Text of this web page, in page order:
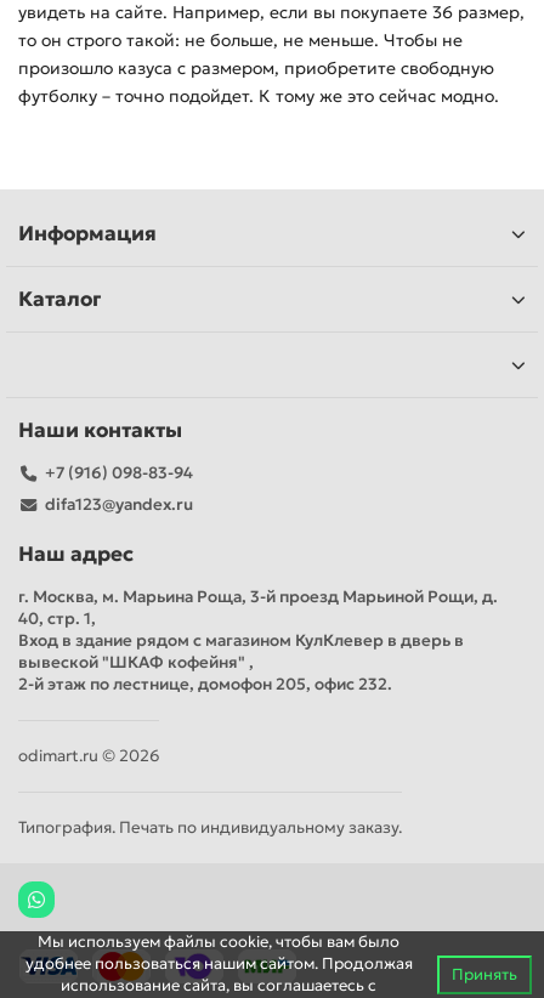
увидеть на сайте. Например, если вы покупаете 36 размер,
то он строго такой: не больше, не меньше. Чтобы не
произошло казуса с размером, приобретите свободную
футболку – точно подойдет. К тому же это сейчас модно.
Информация
Каталог
Наши контакты
+7 (916) 098-83-94
difa123@yandex.ru
Наш адрес
г. Москва, м. Марьина Роща, 3-й проезд Марьиной Рощи, д.
40, стр. 1,
Вход в здание рядом с магазином КулКлевер в дверь в
вывеской "ШКАФ кофейня" ,
2-й этаж по лестнице, домофон 205, офис 232.
odimart.ru © 2026
Типография. Печать по индивидуальному заказу.
Мы используем файлы cookie, чтобы вам было
удобнее пользоваться нашим сайтом. Продолжая
использование сайта, вы соглашаетесь c
Принять